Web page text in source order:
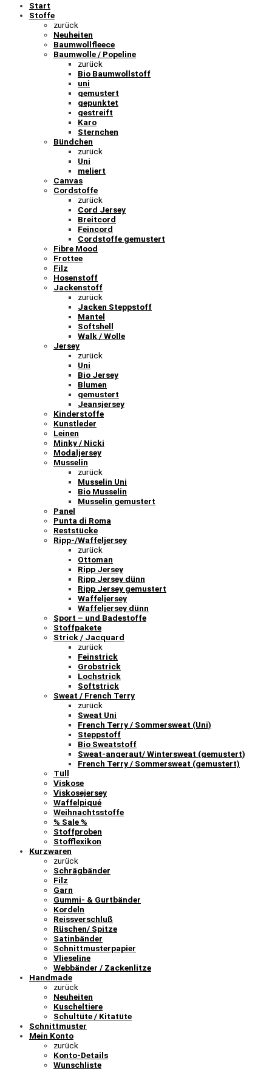
Start
Stoffe
zurück
Neuheiten
Baumwollfleece
Baumwolle / Popeline
zurück
Bio Baumwollstoff
uni
gemustert
gepunktet
gestreift
Karo
Sternchen
Bündchen
zurück
Uni
meliert
Canvas
Cordstoffe
zurück
Cord Jersey
Breitcord
Feincord
Cordstoffe gemustert
Fibre Mood
Frottee
Filz
Hosenstoff
Jackenstoff
zurück
Jacken Steppstoff
Mantel
Softshell
Walk / Wolle
Jersey
zurück
Uni
Bio Jersey
Blumen
gemustert
Jeansjersey
Kinderstoffe
Kunstleder
Leinen
Minky / Nicki
Modaljersey
Musselin
zurück
Musselin Uni
Bio Musselin
Musselin gemustert
Panel
Punta di Roma
Reststücke
Ripp-/Waffeljersey
zurück
Ottoman
Ripp Jersey
Ripp Jersey dünn
Ripp Jersey gemustert
Waffeljersey
Waffeljersey dünn
Sport – und Badestoffe
Stoffpakete
Strick / Jacquard
zurück
Feinstrick
Grobstrick
Lochstrick
Softstrick
Sweat / French Terry
zurück
Sweat Uni
French Terry / Sommersweat (Uni)
Steppstoff
Bio Sweatstoff
Sweat-angeraut/ Wintersweat (gemustert)
French Terry / Sommersweat (gemustert)
Tüll
Viskose
Viskosejersey
Waffelpiqué
Weihnachtsstoffe
% Sale %
Stoffproben
Stofflexikon
Kurzwaren
zurück
Schrägbänder
Filz
Garn
Gummi- & Gurtbänder
Kordeln
Reissverschluß
Rüschen/ Spitze
Satinbänder
Schnittmusterpapier
Vlieseline
Webbänder / Zackenlitze
Handmade
zurück
Neuheiten
Kuscheltiere
Schultüte / Kitatüte
Schnittmuster
Mein Konto
zurück
Konto-Details
Wunschliste